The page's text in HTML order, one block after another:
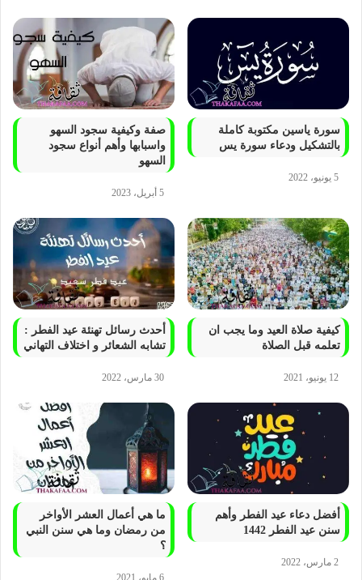
سورة ياسين مكتوبة كاملة
بالتشكيل ودعاء سورة يس
5 يونيو، 2022
صفة وكيفية سجود السهو
واسبابها وأهم أنواع سجود
السهو
5 أبريل، 2023
كيفية صلاة العيد وما يجب ان
تعلمه قبل الصلاة
12 يونيو، 2021
أحدث رسائل تهنئة عيد الفطر :
تشابه الشعائر و اختلاف التهاني
30 مارس، 2022
أفضل دعاء عيد الفطر وأهم
سنن عيد الفطر 1442
2 مارس، 2022
ما هي أعمال العشر الأواخر
من رمضان وما هي سنن النبي
؟
6 مايو، 2021